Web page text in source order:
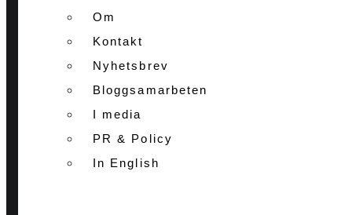
Om
Kontakt
Nyhetsbrev
Bloggsamarbeten
I media
PR & Policy
In English